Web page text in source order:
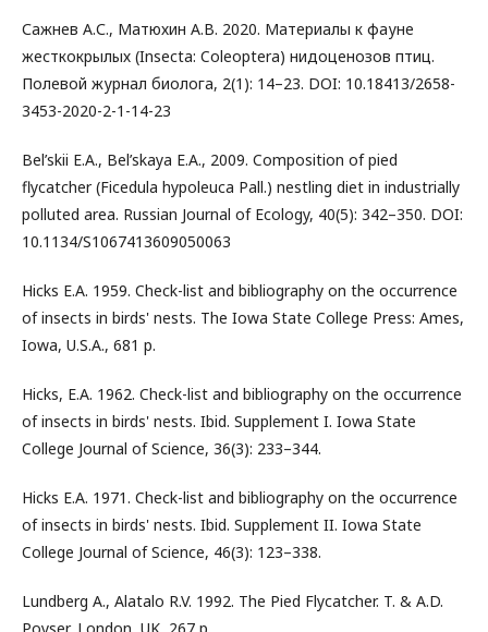
Сажнев А.С., Матюхин А.В. 2020. Материалы к фауне
жесткокрылых (Insecta: Coleoptera) нидоценозов птиц.
Полевой журнал биолога, 2(1): 14–23. DOI: 10.18413/2658-
3453-2020-2-1-14-23
Bel’skii E.A., Bel’skaya E.A., 2009. Composition of pied
flycatcher (Ficedula hypoleuca Pall.) nestling diet in industrially
polluted area. Russian Journal of Ecology, 40(5): 342–350. DOI:
10.1134/S1067413609050063
Hicks E.A. 1959. Check-list and bibliography on the occurrence
of insects in birds' nests. The Iowa State College Press: Ames,
Iowa, U.S.A., 681 p.
Hicks, E.A. 1962. Check-list and bibliography on the occurrence
of insects in birds' nests. Ibid. Supplement I. Iowa State
College Journal of Science, 36(3): 233–344.
Hicks E.A. 1971. Check-list and bibliography on the occurrence
of insects in birds' nests. Ibid. Supplement II. Iowa State
College Journal of Science, 46(3): 123–338.
Lundberg A., Alatalo R.V. 1992. The Pied Flycatcher. T. & A.D.